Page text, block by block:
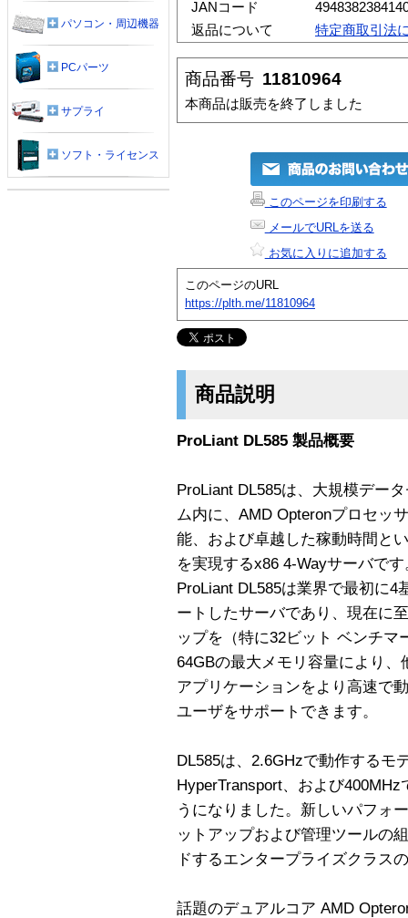
JANコード
返品について
特定商取引法
商品番号 11810964
本商品は販売を終了しました
このページを印刷する
メールでURLを送る
お気に入りに追加する
このページのURL
https://plth.me/11810964
商品説明
ProLiant DL585 製品概要
ProLiant DL585は、大規模デー
ム内に、AMD Opteronプロセッ
能、および卓越した稼動時間と
を実現するx86 4-Wayサーバです
ProLiant DL585は業界で最初に4
ートしたサーバであり、現在に
ップを（特に32ビット ベンチ
64GBの最大メモリ容量により
アプリケーションをより高速で
ユーザをサポートできます。
DL585は、2.6GHzで動作するモ
HyperTransport、および
うになりました。新しいパフォ
ットアップおよび管理ツールの
ドするエンタープライズクラス
話題のデュアルコア AMD
パソコン・周辺機器
PCパーツ
サプライ
ソフト・ライセンス